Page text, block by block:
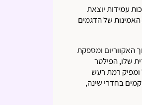
עמידות יוצאת
של הדגמים
האקווריום ומספקת
שלו, הפילטר
ומפיק רמת רעש
בחדרי שינה,